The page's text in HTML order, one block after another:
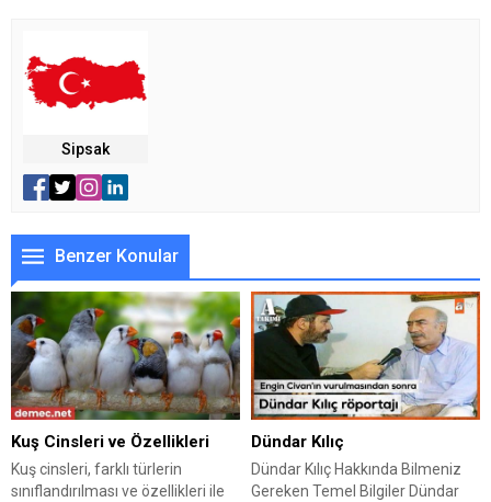
Sipsak
Benzer Konular
Kuş Cinsleri ve Özellikleri
Kuş cinsleri, farklı türlerin
sınıflandırılması ve özellikleri ile
Dündar Kılıç
Dündar Kılıç Hakkında Bilmeniz
Gereken Temel Bilgiler Dündar